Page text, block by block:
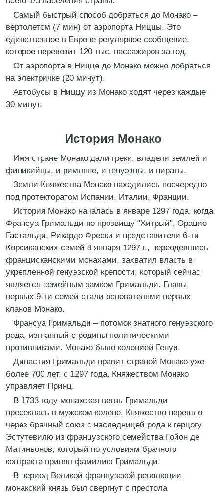
Самый быстрый способ добраться до Монако –
вертолетом (7 мин) от аэропорта Ниццы. Это
единственное в Европе регулярное сообщение,
которое перевозит 120 тыс. пассажиров за год.
От аэропорта в Ницце до Монако можно добраться
на электричке (20 минут).
Автобусы в Ниццу из Монако ходят через каждые
30 минут.
История Монако
Имя стране Монако дали греки, владели землей и
финикийцы, и римляне, и генуэзцы, и пираты.
Земли Княжества Монако находились поочередно
под протекторатом Испании, Италии, Франции.
История Монако началась в январе 1297 года, когда
Франсуа Гримальди по прозвищу "Хитрый", Орацио
Гастальди, Рикардо Фрески и представители 6-ти
Корсиканских семей 8 января 1297 г., переодевшись
францисканскими монахами, захватил власть в
укрепленной генуэзской крепости, который сейчас
является семейным замком Гримальди. Главы
первых 9-ти семей стали основателями первых
кланов Монако.
Франсуа Гримальди – потомок знатного генуэзского
рода, изгнанный с родины политическими
противниками. Монако было колонией Генуи.
Династия Гримальди правит страной Монако уже
более 700 лет, с 1297 года. Княжеством Монако
управляет Принц.
В 1733 году монакская ветвь Гримальди
пресеклась в мужском колене. Княжество перешло
через брачный союз с наследницей рода к герцогу
Эстутевилю из французского семейства Гойон де
Матиньонов, который по условиям брачного
контракта принял фамилию Гримальди.
В период Великой французской революции
монакский князь был свергнут с престола